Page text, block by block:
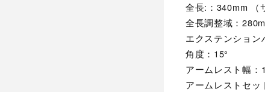
全長:：340mm （
全長調整域：
エクステンション
角度：15°
アームレスト幅：
アームレストセッ